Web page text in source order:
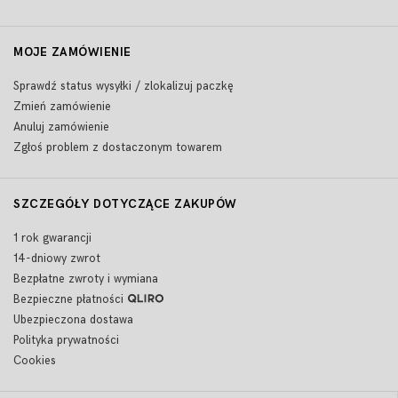
MOJE ZAMÓWIENIE
Sprawdź status wysyłki / zlokalizuj paczkę
Zmień zamówienie
Anuluj zamówienie
Zgłoś problem z dostaczonym towarem
SZCZEGÓŁY DOTYCZĄCE ZAKUPÓW
1 rok gwarancji
14-dniowy zwrot
Bezpłatne zwroty i wymiana
Bezpieczne płatności
Ubezpieczona dostawa
Polityka prywatności
Cookies